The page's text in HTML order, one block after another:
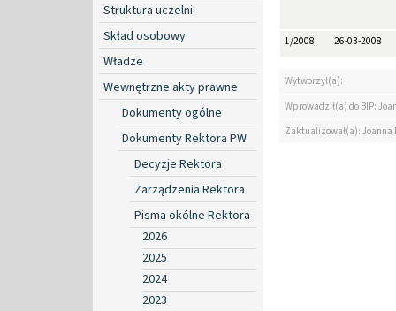
Struktura uczelni
Skład osobowy
Władze
Wewnętrzne akty prawne
Dokumenty ogólne
Dokumenty Rektora PW
Decyzje Rektora
Zarządzenia Rektora
Pisma okólne Rektora
2026
2025
2024
2023
1/2008 26-03-2008
Wytworzył(a):
Wprowadził(a) do BIP:
Zaktualizował(a):